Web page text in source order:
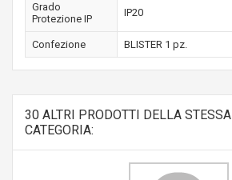
Grado
Protezione IP
IP20
Confezione BLISTER 1 pz.
30 ALTRI PRODOTTI DELLA STESSA
CATEGORIA: